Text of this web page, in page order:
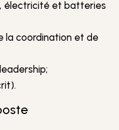
électricité et batteries
la coordination et de